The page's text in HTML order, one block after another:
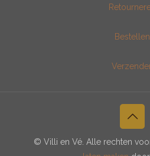
Bestellen
© Villi en Vé. Alle rechten